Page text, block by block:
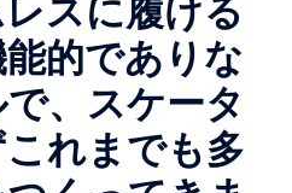
スに履ける
的でありな
、スケータ
れまでも多